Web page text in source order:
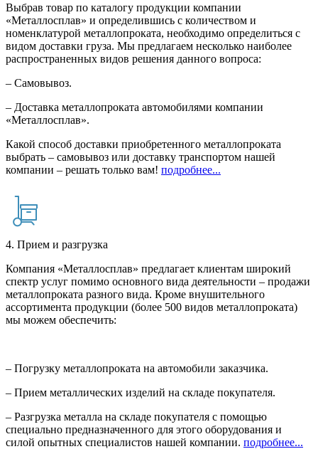
Выбрав товар по каталогу продукции компании
«Металлосплав» и определившись с количеством и
номенклатурой металлопроката, необходимо определиться с
видом доставки груза. Мы предлагаем несколько наиболее
распространенных видов решения данного вопроса:
– Самовывоз.
– Доставка металлопроката автомобилями компании
«Металлосплав».
Какой способ доставки приобретенного металлопроката
выбрать – самовывоз или доставку транспортом нашей
компании – решать только вам! подробнее...
4. Прием и разгрузка
Компания «Металлосплав» предлагает клиентам широкий
спектр услуг помимо основного вида деятельности – продажи
металлопроката разного вида. Кроме внушительного
ассортимента продукции (более 500 видов металлопроката)
мы можем обеспечить:
– Погрузку металлопроката на автомобили заказчика.
– Прием металлических изделий на складе покупателя.
– Разгрузка металла на складе покупателя с помощью
специально предназначенного для этого оборудования и
силой опытных специалистов нашей компании. подробнее...